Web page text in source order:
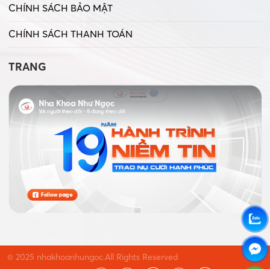
CHÍNH SÁCH BẢO MẬT
CHÍNH SÁCH THANH TOÁN
TRANG
© 2025 nhakhoanhungoc.All Rights Reserved